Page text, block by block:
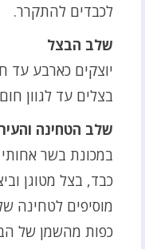
לכבדים להתקרר.
שלב הבצל
יוצקים כארבע עד
בצלים עד לגוון
שלב הטחינה
במכונת בשר
כבד, בצל מטוגן
מוסיפים לטחינה
כפות מהשמן של